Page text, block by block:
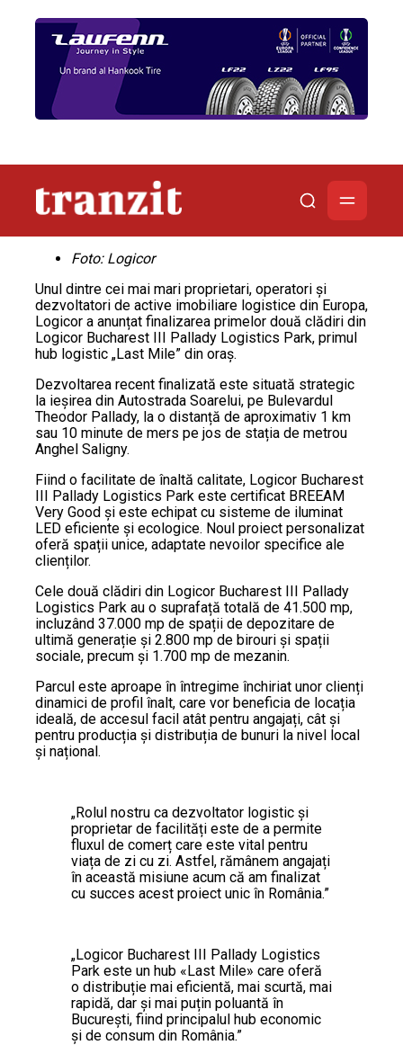
Foto: Logicor
Unul dintre cei mai mari proprietari, operatori și
dezvoltatori de active imobiliare logistice din Europa,
Logicor a anunțat finalizarea primelor două clădiri din
Logicor Bucharest III Pallady Logistics Park, primul
hub logistic „Last Mile” din oraș.
Dezvoltarea recent finalizată este situată strategic
la ieșirea din Autostrada Soarelui, pe Bulevardul
Theodor Pallady, la o distanță de aproximativ 1 km
sau 10 minute de mers pe jos de stația de metrou
Anghel Saligny.
Fiind o facilitate de înaltă calitate, Logicor Bucharest
III Pallady Logistics Park este certificat BREEAM
Very Good și este echipat cu sisteme de iluminat
LED eficiente și ecologice. Noul proiect personalizat
oferă spații unice, adaptate nevoilor specifice ale
clienților.
Cele două clădiri din Logicor Bucharest III Pallady
Logistics Park au o suprafață totală de 41.500 mp,
incluzând 37.000 mp de spații de depozitare de
ultimă generație și 2.800 mp de birouri și spații
sociale, precum și 1.700 mp de mezanin.
Parcul este aproape în întregime închiriat unor clienți
dinamici de profil înalt, care vor beneficia de locația
ideală, de accesul facil atât pentru angajați, cât și
pentru producția și distribuția de bunuri la nivel local
și național.
„Rolul nostru ca dezvoltator logistic și
proprietar de facilități este de a permite
fluxul de comerț care este vital pentru
viața de zi cu zi. Astfel, rămânem angajați
în această misiune acum că am finalizat
cu succes acest proiect unic în România.”
„Logicor Bucharest III Pallady Logistics
Park este un hub «Last Mile» care oferă
o distribuție mai eficientă, mai scurtă, mai
rapidă, dar și mai puțin poluantă în
București, fiind principalul hub economic
şi de consum din România.”